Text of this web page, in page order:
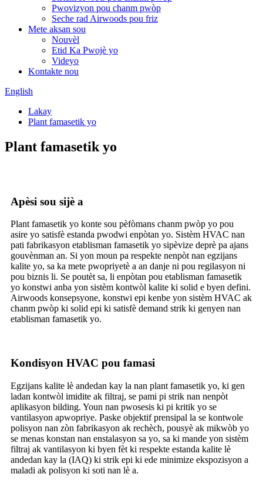
Pwovizyon pou chanm pwòp
Seche rad Airwoods pou friz
Mete aksan sou
Nouvèl
Etid Ka Pwojè yo
Videyo
Kontakte nou
English
Lakay
Plant famasetik yo
Plant famasetik yo
Apèsi sou sijè a
Plant famasetik yo konte sou pèfòmans chanm pwòp yo pou
asire yo satisfè estanda pwodwi enpòtan yo. Sistèm HVAC nan
pati fabrikasyon etablisman famasetik yo sipèvize deprè pa ajans
gouvènman an. Si yon moun pa respekte nenpòt nan egzijans
kalite yo, sa ka mete pwopriyetè a an danje ni pou regilasyon ni
pou biznis li. Se poutèt sa, li enpòtan pou etablisman famasetik
yo konstwi anba yon sistèm kontwòl kalite ki solid e byen defini.
Airwoods konsepsyone, konstwi epi kenbe yon sistèm HVAC ak
chanm pwòp ki solid epi ki satisfè demand strik ki genyen nan
etablisman famasetik yo.
Kondisyon HVAC pou famasi
Egzijans kalite lè andedan kay la nan plant famasetik yo, ki gen
ladan kontwòl imidite ak filtraj, se pami pi strik nan nenpòt
aplikasyon bilding. Youn nan pwosesis ki pi kritik yo se
vantilasyon apwopriye. Paske objektif prensipal la se kontwole
polisyon nan zòn fabrikasyon ak rechèch, pousyè ak mikwòb yo
se menas konstan nan enstalasyon sa yo, sa ki mande yon sistèm
filtraj ak vantilasyon ki byen fèt ki respekte estanda kalite lè
andedan kay la (IAQ) ki strik epi ki ede minimize ekspozisyon a
maladi ak polisyon ki soti nan lè a.